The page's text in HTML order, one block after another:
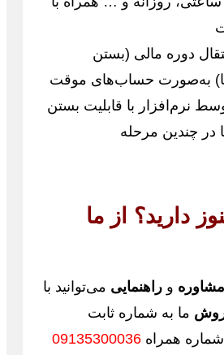
دوره مالی (بستن
به‌صورت حساب‌های موقت
نرم‌افزار با قابلیت بستن
چندین مرحله
دارید؟ از ما
مشاوره و راهنمایی می‌توانید با
ما به شماره ثابت
همراه 09135300036